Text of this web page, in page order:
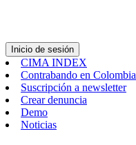
Inicio de sesión
CIMA INDEX
Contrabando en Colombia
Suscripción a newsletter
Crear denuncia
Demo
Noticias